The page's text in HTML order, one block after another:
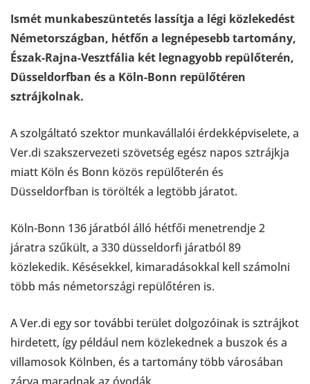
Ismét munkabeszüntetés lassítja a légi közlekedést
Németországban, hétfőn a legnépesebb tartomány,
Észak-Rajna-Vesztfália két legnagyobb repülőterén,
Düsseldorfban és a Köln-Bonn repülőtéren
sztrájkolnak.
A szolgáltató szektor munkavállalói érdekképviselete, a
Ver.di szakszervezeti szövetség egész napos sztrájkja
miatt Köln és Bonn közös repülőterén és
Düsseldorfban is törölték a legtöbb járatot.
Köln-Bonn 136 járatból álló hétfői menetrendje 2
járatra szűkült, a 330 düsseldorfi járatból 89
közlekedik. Késésekkel, kimaradásokkal kell számolni
több más németországi repülőtéren is.
A Ver.di egy sor további terület dolgozóinak is sztrájkot
hirdetett, így például nem közlekednek a buszok és a
villamosok Kölnben, és a tartomány több városában